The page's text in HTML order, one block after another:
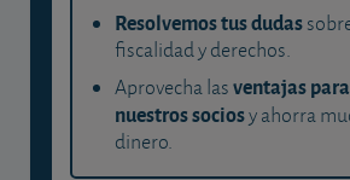
Resolvemos tus dudas
fiscalidad y derechos.
Aprovecha lasventajas para
nuestros sociosy ahorra
dinero.